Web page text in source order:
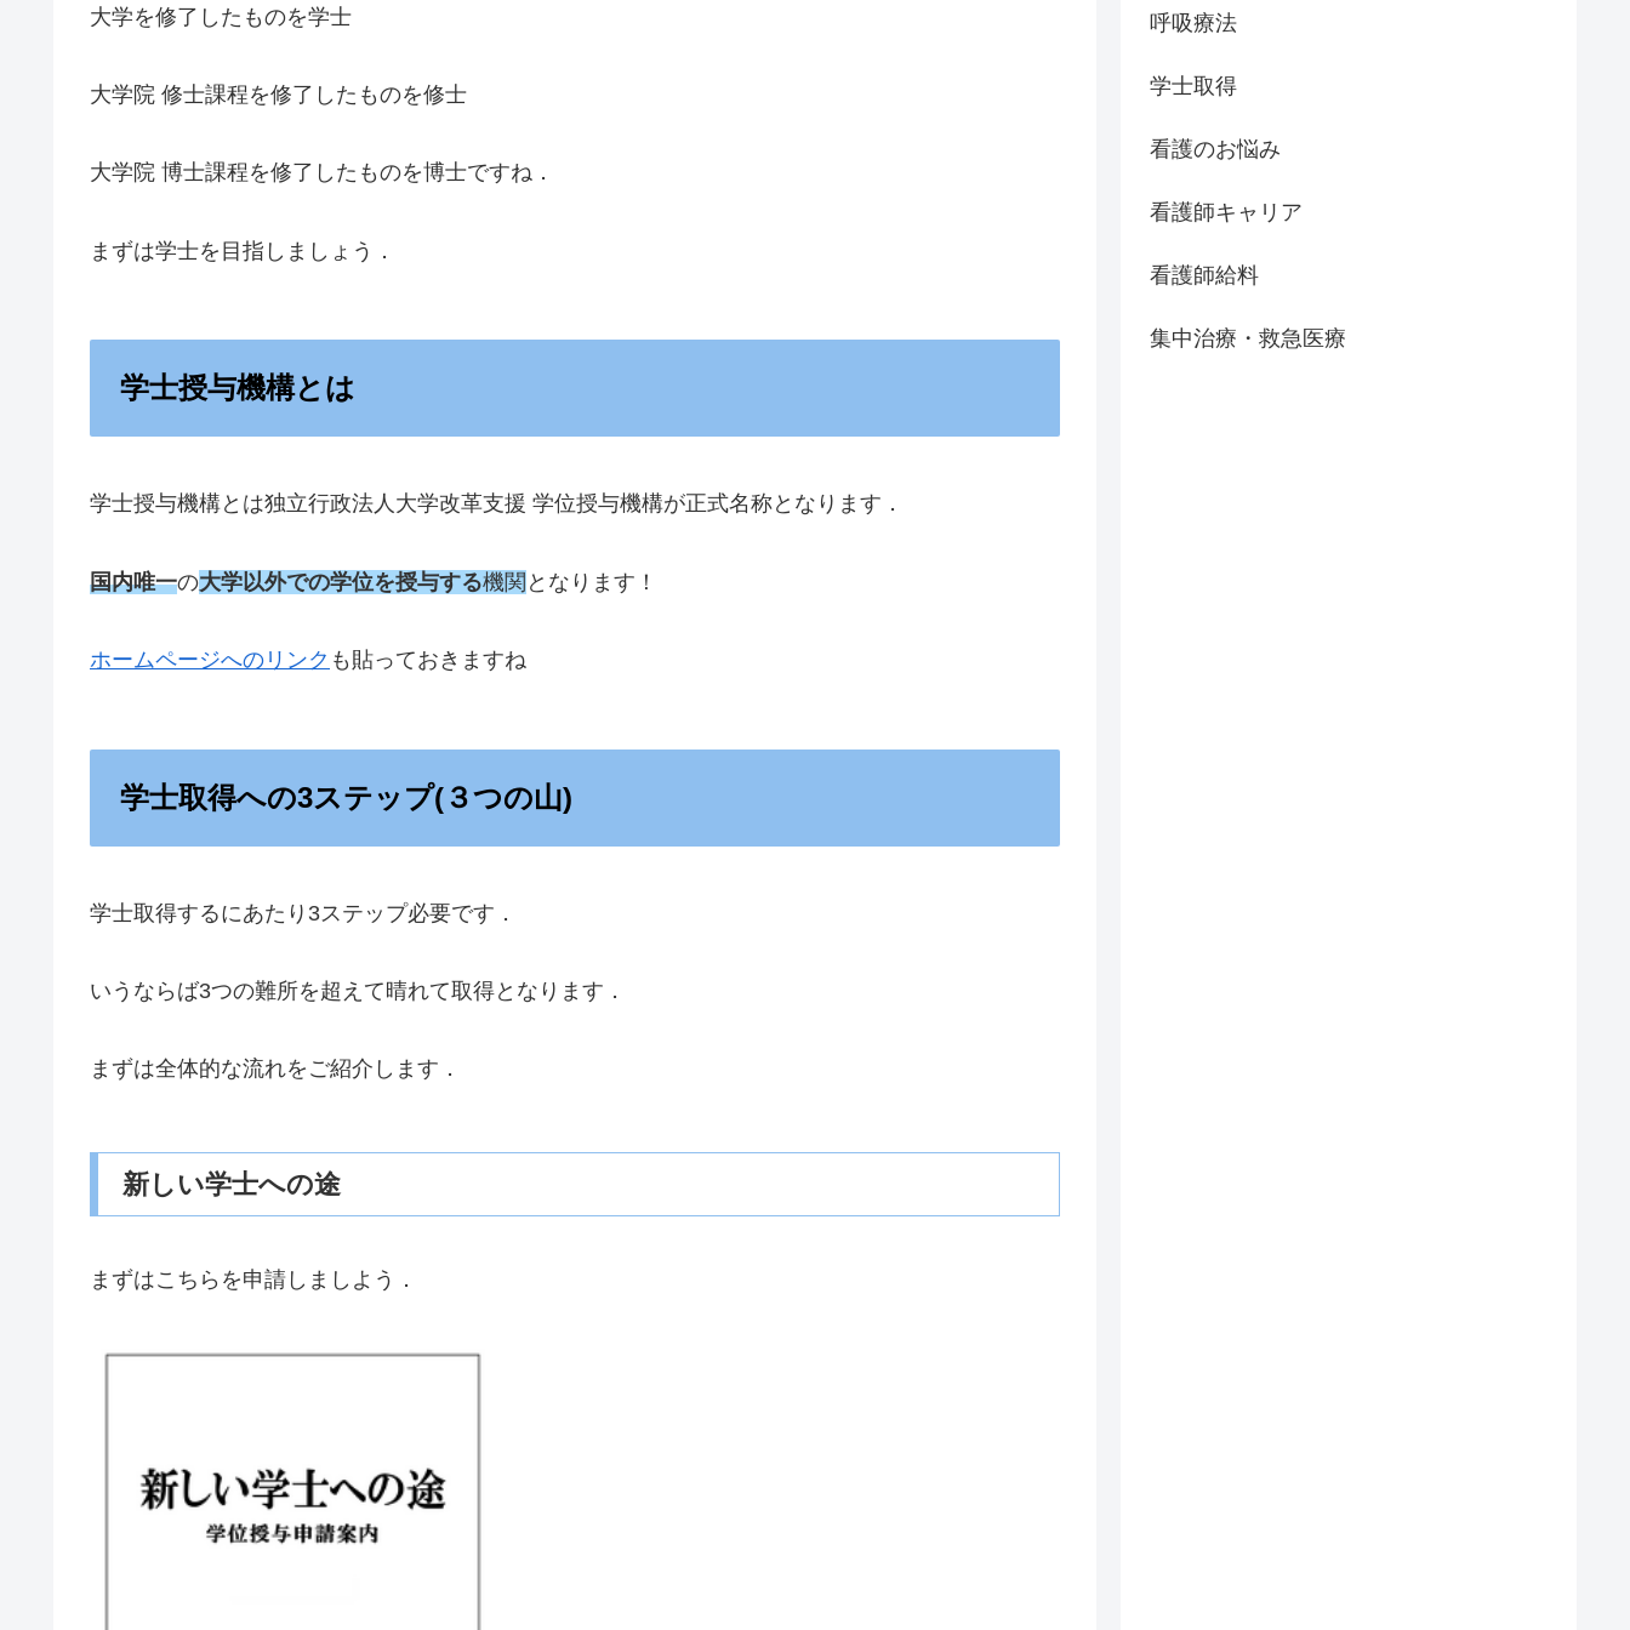
大学を修了したものを学士
大学院 修士課程を修了したものを修士
大学院 博士課程を修了したものを博士ですね．
まずは学士を目指しましょう．
学士授与機構とは
学士授与機構とは独立行政法人大学改革支援 学位授与機構が正式名称となります．
国内唯一の大学以外での学位を授与する機関 となります！
ホームページへのリンク も貼っておきますね
学士取得への3ステップ(３つの山)
学士取得するにあたり3ステップ必要です．
いうならば3つの難所を超えて晴れて取得となります．
まずは全体的な流れをご紹介します．
新しい学士への途
まずはこちらを申請しましよう．
呼吸療法
学士取得
看護のお悩み
看護師キャリア
看護師給料
集中治療・救急医療